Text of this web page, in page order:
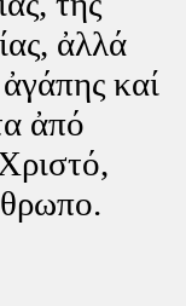
ἀλλά
καί
ἀπό